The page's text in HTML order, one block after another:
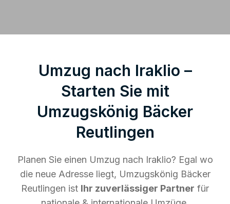
Umzug nach Iraklio –
Starten Sie mit
Umzugskönig Bäcker
Reutlingen
Planen Sie einen Umzug nach Iraklio? Egal wo
die neue Adresse liegt, Umzugskönig Bäcker
Reutlingen ist Ihr zuverlässiger Partner für